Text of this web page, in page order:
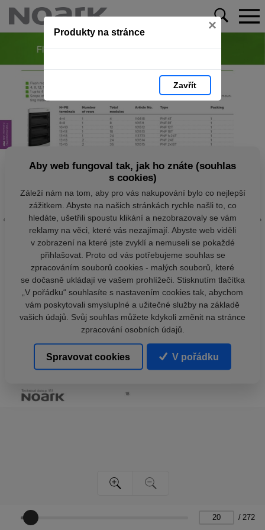
Produkty na stránce ×
Zavřít
/ 272
Aby web fungoval tak, jak ho znáte (souhlas
s cookies)
Záleží nám na tom, aby pro vás nakupování bylo co nejlepší
zážitkem. Abyste na našich stránkách rychle našli to, co
hledáte, ušetřili spoustu klikání a nezobrazovaly se vám
reklamy na věci, které vás nezajímají. Abyste web viděli
v zobrazení na které jste zvyklí a nemuseli se pokaždé
přihlašovat. Proto od vás potřebujeme souhlas se
zpracováním souborů cookies - malých souborů, které
se dočasně ukládají ve vašem prohlížeči. Stisknutím tlačítka
„V pořádku“ souhlasíte s nastavením cookies tak, abychom
vám poskytovali smysluplné a užitečné služby na základě
vašich údajů. Svůj souhlas můžete kdykoli změnit na stránce
zpracování osobních údajů.
Spravovat cookies V pořádku